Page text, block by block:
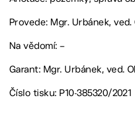
Provede: Mgr. Urbánek, ved.
Na vědomí: –
Garant: Mgr. Urbánek, ved.
Číslo tisku: P10-385320/2021